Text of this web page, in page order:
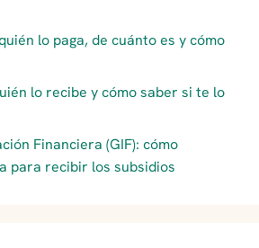
lo paga, de cuánto es y cómo
lo recibe y cómo saber si te lo
Financiera (GIF): cómo
para recibir los subsidios